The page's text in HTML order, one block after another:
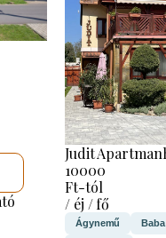
Judit
10000
Ft-tól
/ éj / fő
Ágynemű